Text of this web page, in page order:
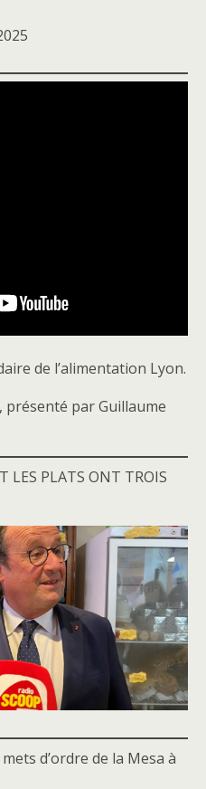
de l’alimentation Lyon.
présenté par Guillaume
LES PLATS ONT TROIS
d’ordre de la Mesa à